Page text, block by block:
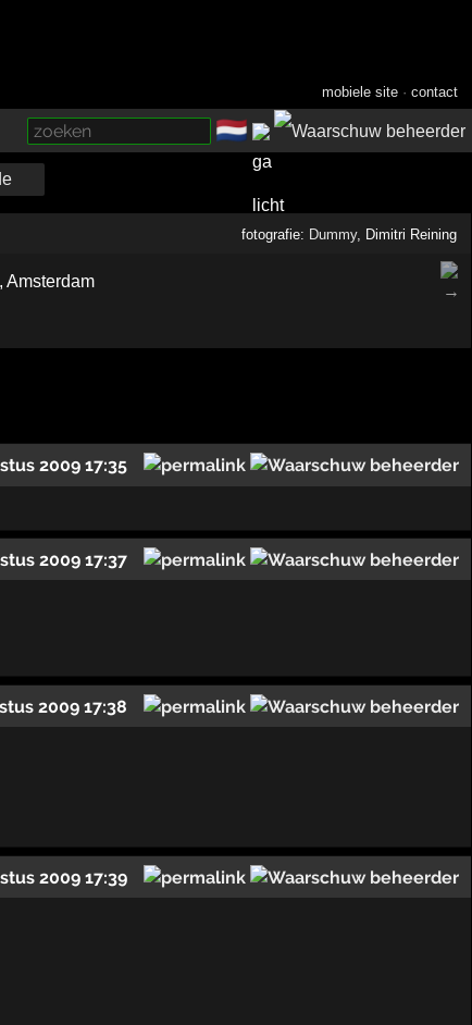
mobiele site ·contact
🇳🇱
fotografie: Dummy, Dimitri Reining
2009 17:35
2009 17:37
2009 17:38
2009 17:39